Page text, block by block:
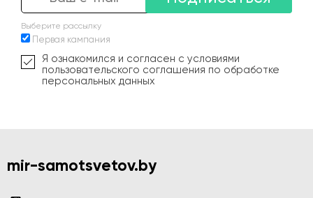
Выберите рассылку
Первая кампания
Я ознакомился и согласен с условиями
пользовательского соглашения по обработке
персональных данных
mir-samotsvetov.by